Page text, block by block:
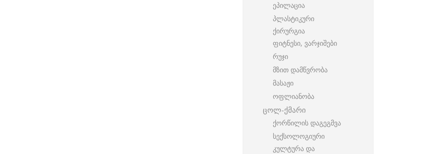
ეპილაცია
პლასტიკური
ქირურგია
ფიტნესი, ვარჯიშები
რუჯი
მზით დამწვრობა
მასაჟი
ოფლიანობა
ცოლ-ქმარი
ქორწილის დაგეგმვა
სექსოლოგიური
კულტურა და